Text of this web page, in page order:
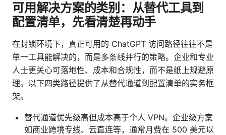
可用解决方案的类别：从替代工具到
配置清单，先看清楚再动手
在封锁环境下，真正可用的 ChatGPT 访问路径往往不是
单一工具能解决的，而是多条线并行的策略。企业和专业
人士更关心可落地性、成本和合规性，而不是纸上规避原
理。以下四类路径提供了从替代通道到配置清单的实务框
架。
替代通道优先级高但成本高于个人 VPN。企业级方案
如商业跨境专线、云直连等，通常月费在 500 美元以